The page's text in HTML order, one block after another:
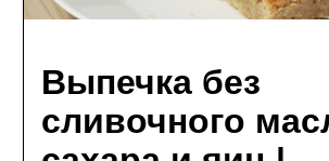
Выпечка без
сливочного